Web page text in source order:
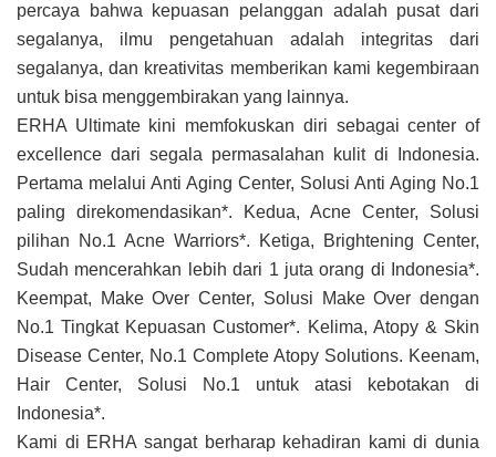
percaya bahwa kepuasan pelanggan adalah pusat dari
segalanya, ilmu pengetahuan adalah integritas dari
segalanya, dan kreativitas memberikan kami kegembiraan
untuk bisa menggembirakan yang lainnya.
ERHA Ultimate kini memfokuskan diri sebagai center of
excellence dari segala permasalahan kulit di Indonesia.
Pertama melalui Anti Aging Center, Solusi Anti Aging No.1
paling direkomendasikan*. Kedua, Acne Center, Solusi
pilihan No.1 Acne Warriors*. Ketiga, Brightening Center,
Sudah mencerahkan lebih dari 1 juta orang di Indonesia*.
Keempat, Make Over Center, Solusi Make Over dengan
No.1 Tingkat Kepuasan Customer*. Kelima, Atopy & Skin
Disease Center, No.1 Complete Atopy Solutions. Keenam,
Hair Center, Solusi No.1 untuk atasi kebotakan di
Indonesia*.
Kami di ERHA sangat berharap kehadiran kami di dunia